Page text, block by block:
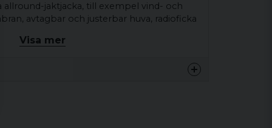
allround-jaktjacka, till exempel vind- och
avtagbar och justerbar huva, radioficka
värma händerna i. Key-Point Active II-
om du är ute efter en lätt jaktjacka som ska
samtidigt ge dig rörelsefrihet. Kombinera
för ett robust jaktställ för alla former
Visa mer